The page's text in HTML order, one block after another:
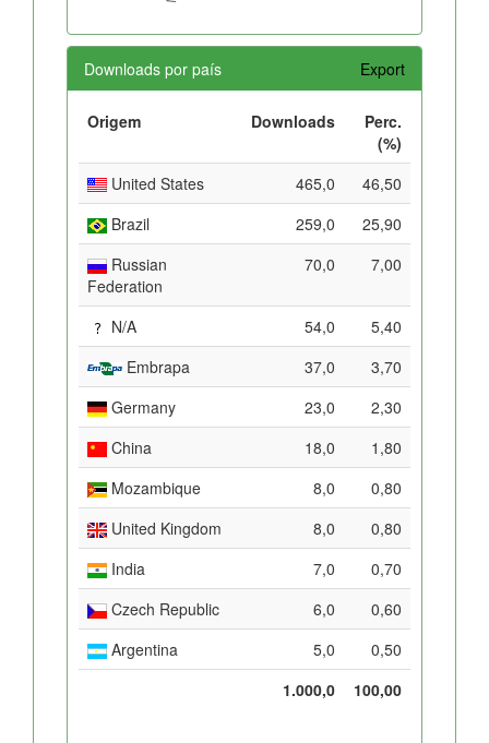
Downloads por país Export
Origem Downloads
Perc.
(%)
United States
465,0
46,50
Brazil
259,0
25,90
Russian
Federation
70,0 7,00
N/A 54,0
5,40
Embrapa
37,0
3,70
Germany
23,0
2,30
China
18,0
1,80
Mozambique
8,0
0,80
United Kingdom
8,0
0,80
India
7,0
0,70
Czech Republic
6,0
0,60
Argentina
5,0
0,50
1.000,0
100,00